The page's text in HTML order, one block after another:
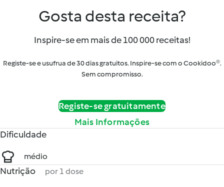
Gosta desta receita?
Inspire-se em mais de 100 000 receitas!
Registe-se e usufrua de 30 dias gratuitos. Inspire-se com o Cookidoo®.
Sem compromisso.
Registe-se gratuitamente
Mais Informações
Dificuldade
médio
Nutrição por 1 dose